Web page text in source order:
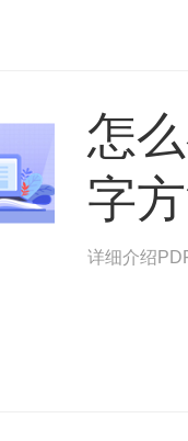
怎
字
详细介绍